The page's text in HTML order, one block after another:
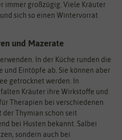
immer großzügig. Viele Kräuter
sich so einen Wintervorrat
und Mazerate
In der Küche runden die
und Eintöpfe ab. Sie können aber
getrocknet werden. In
Kräuter ihre Wirkstoffe und
Therapien bei verschiedenen
der Thymian schon seit
bei Husten bekannt. Salbei
sondern auch bei